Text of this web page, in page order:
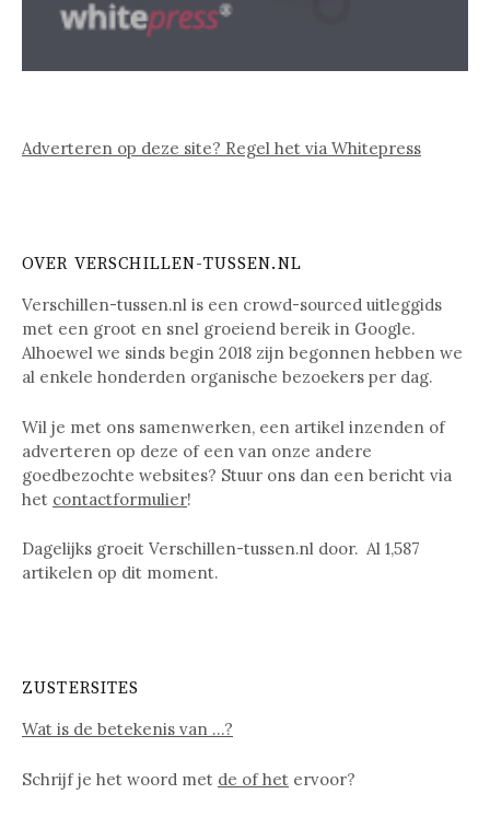
Adverteren op deze site? Regel het via Whitepress
OVER VERSCHILLEN-TUSSEN.NL
Verschillen-tussen.nl is een crowd-sourced uitleggids
met een groot en snel groeiend bereik in Google.
Alhoewel we sinds begin 2018 zijn begonnen hebben we
al enkele honderden organische bezoekers per dag.
Wil je met ons samenwerken, een artikel inzenden of
adverteren op deze of een van onze andere
goedbezochte websites? Stuur ons dan een bericht via
het contactformulier!
Dagelijks groeit Verschillen-tussen.nl door. Al 1,587
artikelen op dit moment.
ZUSTERSITES
Wat is de betekenis van …?
Schrijf je het woord met de of het ervoor?